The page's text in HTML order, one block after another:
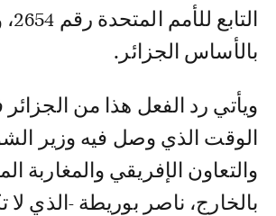
بالأساس الجزائر.
ويأتي رد الفعل هذا من
الوقت الذي وصل فيه وزير
والتعاون الإفريقي والمغاربة
بالخارج، ناصر بوريطة -الذي لا